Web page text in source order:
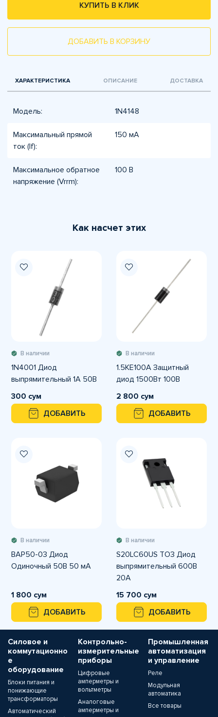
КУПИТЬ В КЛИК
ДОБАВИТЬ В КОРЗИНУ
ХАРАКТЕРИСТИКА ОПИСАНИЕ ДОСТАВКА
Модель: 1N4148
Максимальный прямой
ток (If):
150 мА
Максимальное обратное
напряжение (Vrrm):
100 В
Как насчет этих
В наличии
1N4001 Диод
выпрямительный 1А 50В
300 сум
ДОБАВИТЬ
В наличии
1.5KE100A Защитный
диод 1500Вт 100В
2 800 сум
ДОБАВИТЬ
В наличии
BAP50-03 Диод
Одиночный 50В 50 мА
1 800 сум
ДОБАВИТЬ
В наличии
S20LC60US TO3 Диод
выпрямительный 600В
20A
15 700 сум
ДОБАВИТЬ
Силовое и
коммутационно
е
оборудование
Блоки питания и
понижающие
трансформаторы
Автоматический
Контрольно-
измерительные
приборы
Цифровые
амперметры и
вольтметры
Аналоговые
амперметры и
Промышленная
автоматизация
и управление
Реле
Модульная
автоматика
Все товары